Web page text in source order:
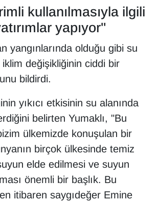
kullanılmasıyla ilgili
yapıyor"
yangınlarında olduğu gibi su
değişikliğinin ciddi bir
bildirdi.
yıkıcı etkisinin su alanında
belirten Yumaklı, "Bu
ülkemizde konuşulan bir
birçok ülkesinde temiz
elde edilmesi ve suyun
önemli bir başlık. Bu
itibaren saygıdeğer Emine